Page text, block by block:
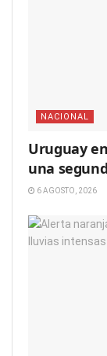
NACIONAL
Uruguay
una
6 AGOSTO, 2026